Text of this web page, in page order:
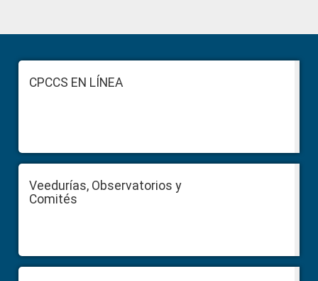
Sidebar
FooterCPCCS EN LÍNEA
Veedurías, Observatorios y
Comités